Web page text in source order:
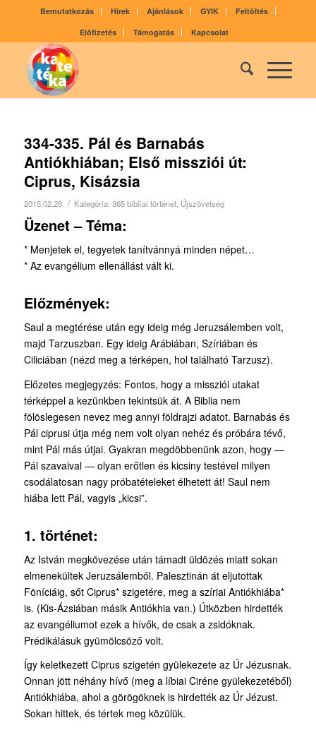
Bemutatkozás Hírek Ajánlások GYIK
Feltöltés
Előfizetés
Támogatás Kapcsolat
334-335. Pál és Barnabás
Antiókhiában; Első missziói út:
Ciprus, Kisázsia
2015.02.26. / Kategória: 365 bibliai történet, Újszövetség
Üzenet – Téma:
* Menjetek el, tegyetek tanítvánnyá minden népet…
* Az evangélium ellenállást vált ki.
Előzmények:
Saul a megtérése után egy ideig még Jeru­zsálemben volt,
majd Tarzuszban. Egy ideig Ará­biában, Szíriában és
Ciliciában (nézd meg a tér­képen, hol található Tarzusz).
Előzetes megjegyzés: Fontos, hogy a missziói utakat
térképpel a kezünkben tekintsük át. A Biblia nem
fölöslegesen nevez meg annyi földrajzi adatot. Barnabás és
Pál ciprusi útja még nem volt olyan nehéz és próbára tévő,
mint Pál más útjai. Gyakran megdöbbenünk azon, hogy —
Pál szavaival — olyan erőtlen és kicsiny testével milyen
csodálatosan nagy próbatételeket élhetett át! Saul nem
hiába lett Pál, vagyis „kicsi”.
1. történet:
Az István megkövezése után támadt üldözés miatt sokan
elmenekültek Jeruzsálemből. Palesztinán át eljutottak
Föníciáig, sőt Ciprus* szigetére, meg a szíriai Antiókhiába*
is. (Kis-Ázsiában másik Antiókhia van.) Útközben hirdették
az evangéliumot ezek a hívők, de csak a zsidóknak.
Prédikálásuk gyümölcsöző volt.
Így keletkezett Ciprus szigetén gyülekezete az Úr Jézusnak.
Onnan jött néhány hívő (meg a líbiai Ciréne gyülekezetéből)
Antiókhiába, ahol a görögöknek is hirdették az Úr Jézust.
Sokan hittek, és tértek meg közülük.